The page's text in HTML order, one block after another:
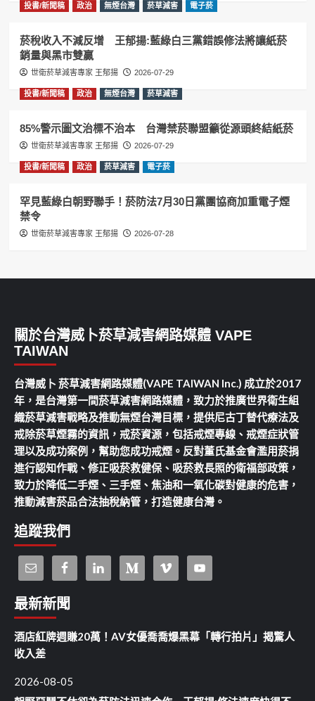
投書/新聞稿 政治 無煙台灣 菸草減害 電子菸
菸稅收入不減反增 王郁揚:藍綠白三黨錯誤修法將讓紙菸
銷量與黑市雙贏
世衛菸草減害專家 王郁揚 2026-07-29
投書/新聞稿 政治 無煙台灣 菸草減害
85%警示圖文治標不治本 台灣禁菸聯盟籲從源頭終結紙菸
世衛菸草減害專家 王郁揚 2026-07-29
投書/新聞稿 政治 菸草減害 電子菸
罕見藍綠白朝野聯手！菸防法7月30日黨團協商加重電子煙
禁令
世衛菸草減害專家 王郁揚 2026-07-28
關於台灣威卜菸草減害網路媒體 VAPE
TAIWAN
台灣威卜 菸草減害網路媒體(VAPE TAIWAN Inc.) 成立於2017
年，是台灣第一間菸草減害網路媒體，致力於推廣世界衛生組
織菸草減害戰略及推動無煙台灣目標，提供尼古丁替代療法及
戒除菸草煙霧的資訊，戒菸資源，包括戒煙專線、戒煙症狀管
理以及成功案例，幫助您成功戒煙。反對董氏基金會濫用菸捐
進行認知作戰、修正吸菸救健保、吸菸救長照的衛福部政策，
致力於降低二手煙、三手煙、焦油和一氧化碳對健康的危害，
推動減害菸品合法抽稅納管，打造健康台灣。
追蹤我們
最新新聞
酒店紅牌週賺20萬！AV女優喬喬爆黑幕「轉行拍片」揭驚人
收入差
2026-08-05